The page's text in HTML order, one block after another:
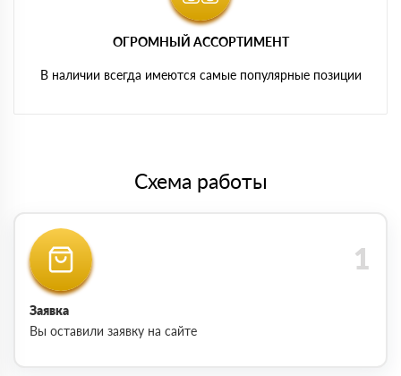
ОГРОМНЫЙ АССОРТИМЕНТ
В наличии всегда имеются самые популярные позиции
Схема работы
Заявка
Вы оставили заявку на сайте